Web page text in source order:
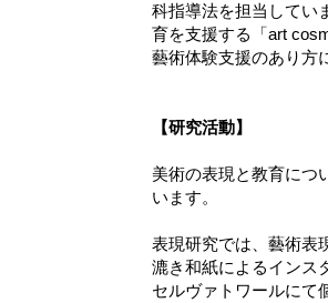
科指導法を担当してい
育を支援する「art
藝術体験支援のあり方
【研究活動】
美術の表現と教育につ
います。
表現研究では、藝術表
漉き和紙によるインス
セルヴァトワールにて